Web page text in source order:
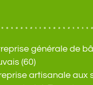
générale de
(60)
artisanale aux
Je remercie
que je ne